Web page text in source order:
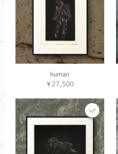
human
¥27,500